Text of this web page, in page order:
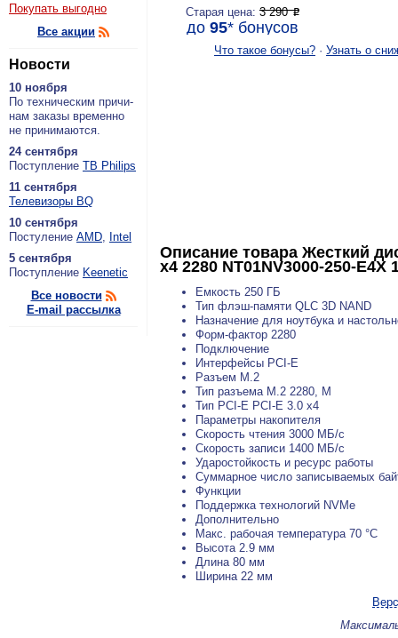
Покупать выгодно
Все акции
Новости
10 ноября
По тех­ни­че­ским при­чи­
нам за­ка­зы вре­мен­но
не при­ни­ма­ют­ся.
24 сентября
По­ступ­ле­ние ТВ Philips
11 сентября
Теле­ви­зо­ры BQ
10 сентября
По­сту­ле­ние AMD, Intel
5 сентября
По­ступ­ле­ние Keenetic
Все новости
E-mail рассылка
Старая цена: 3 290P
до 95*бонусов
Что такое бонусы? · Узнать о
Описание товара Жесткий
x4 2280 NT01NV3000-250-E4X
Емкость 250 ГБ
Тип флэш-памяти QLC 3D NAND
Назначение для ноутбука и
Форм-фактор 2280
Подключение
Интерфейсы PCI-E
Разъем M.2
Тип разъема M.2 2280, M
Тип PCI-E PCI-E 3.0 x4
Параметры накопителя
Скорость чтения 3000 МБ/с
Скорость записи 1400 МБ/с
Ударостойкость и ресурс работы
Суммарное число записываемых
Функции
Поддержка технологий NVMe
Дополнительно
Макс. рабочая температура 70 °C
Высота 2.9 мм
Длина 80 мм
Ширина 22 мм